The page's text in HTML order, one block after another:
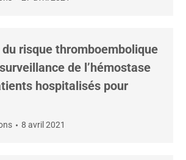
risque thromboembolique
de l’hémostase
hospitalisés pour
8 avril 2021